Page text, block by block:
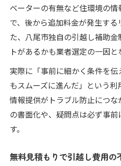
八尾市の補助金情報
越し対策
引越し見積もり比較
失敗しない見積もり比較
近距離引越しで見積
無料見積もり比較で
方法
八尾市で失敗しない
見積もり内容の違い
ベーターの有無など住環境の
で、後から追加料金が発生する
た、八尾市独自の引越し補助
トがあるかも業者選定の一因と
実際に「事前に細かく条件を
もスムーズに進んだ」という
情報提供がトラブル防止につ
の書面化や、疑問点は必ず事
す。
無料見積もりで引越し費用の